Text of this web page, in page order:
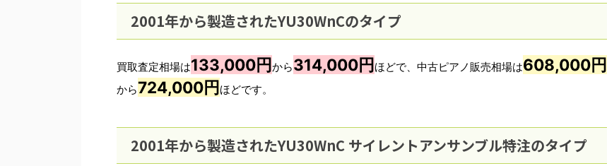
2001年から製造されたYU30WnCのタイプ
買取査定相場は133,000円から314,000円ほどで、中古ピアノ販売相場は608,000円
から724,000円ほどです。
2001年から製造されたYU30WnC サイレントアンサンブル特注のタイプ